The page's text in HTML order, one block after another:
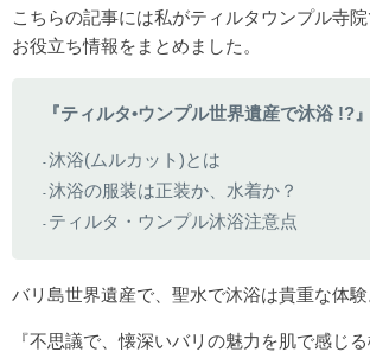
こちらの記事には私がティルタウンプル寺
お役立ち情報をまとめました。
『ティルタ•ウンプル世界遺産で沐浴 !?』
▪ 沐浴(ムルカット)とは
▪ 沐浴の服装は正装か、水着か？
▪ ティルタ・ウンプル沐浴注意点
バリ島世界遺産で、聖水で沐浴は貴重な体験
『不思議で、懐深いバリの魅力を肌で感じ